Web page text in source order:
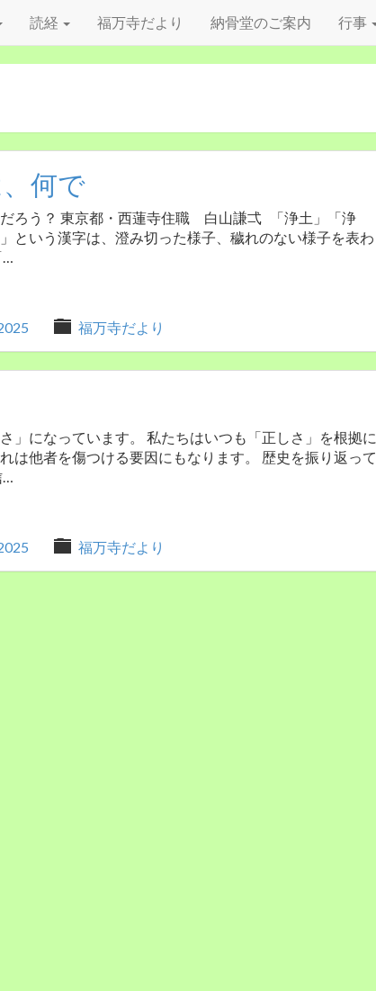
読経 福万寺だより 納骨堂のご案内 行事
何で
だろう？ 東京都・西蓮寺住職 白山謙弌 「浄土」「浄
という漢字は、澄み切った様子、穢れのない様子を表わ
…
福万寺だより
」になっています。 私たちはいつも「正しさ」を根拠に
は他者を傷つける要因にもなります。 歴史を振り返って
…
福万寺だより